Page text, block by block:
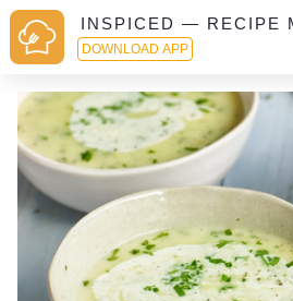
INSPICED — RECIPE
DOWNLOAD APP